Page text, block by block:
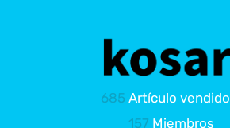
685 Artículo vendido
157 Miembros